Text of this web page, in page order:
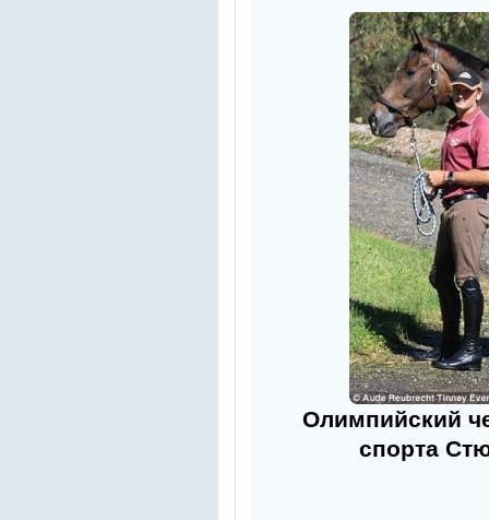
Олимпийский
спорта